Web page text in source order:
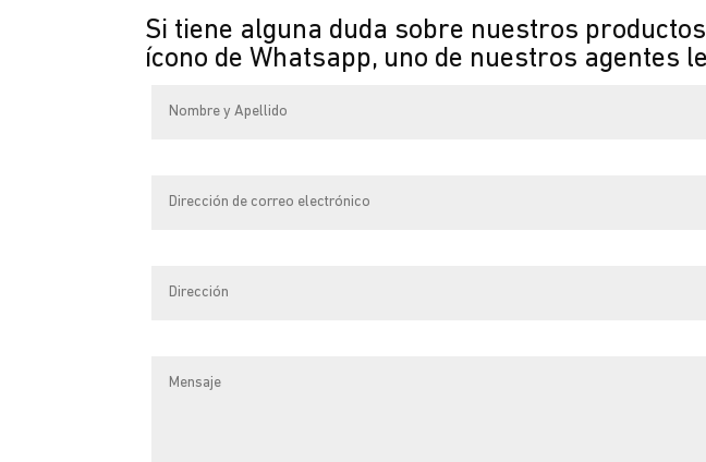
Si tiene alguna duda sobre nuestros
ícono de Whatsapp, uno de nuestros agentes